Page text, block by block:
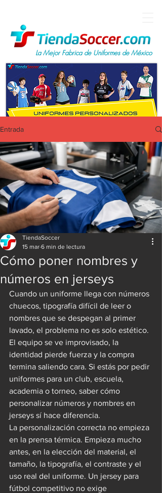
La Mejor Fabrica de Uniformes de México
Entrada
Cómo poner nombres y
números en jerseys
TiendaSoccer
15 mar 6 min de lectura
Cuando un uniforme llega con números
chuecos, tipografía difícil de leer o
nombres que se despegan al primer
lavado, el problema no es solo estético.
El equipo se ve improvisado, la
identidad pierde fuerza y la compra
termina saliendo cara. Si estás por pedir
uniformes para un club, escuela,
academia o torneo, saber cómo
personalizar números y nombres en
jerseys sí hace diferencia.
La personalización correcta no empieza
en la prensa térmica. Empieza mucho
antes, en la elección del material, el
tamaño, la tipografía, el contraste y el
uso real del uniforme. Un jersey para
fútbol competitivo no exige